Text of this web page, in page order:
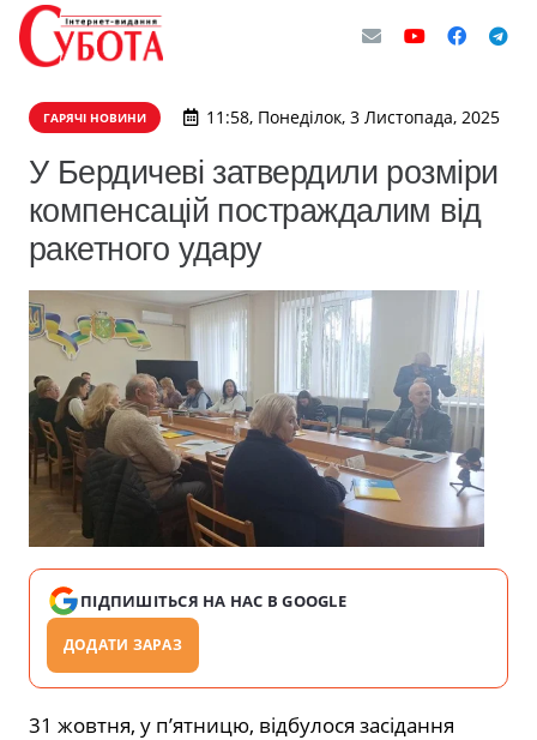
ГАРЯЧІ НОВИНИ 11:58, Понеділок, 3 Листопада, 2025
У Бердичеві затвердили розміри
компенсацій постраждалим від
ракетного удару
ПІДПИШІТЬСЯ НА НАС В GOOGLE
ДОДАТИ ЗАРАЗ
31 жовтня, у п’ятницю, відбулося засідання